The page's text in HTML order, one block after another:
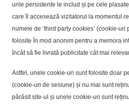
urile persistente le includ și pe cele
care îl accesează vizitatorul la momentul
numele de ‘third party cookies’ (cookie-uri
folosite în mod anonim pentru a memora
încât să fie livrată publicitate cât mai
Astfel, unele cookie-uri sunt folosite doar
(cookie-uri de sesiune) și nu mai sunt
părăsit site-ul și unele cookie-uri sunt